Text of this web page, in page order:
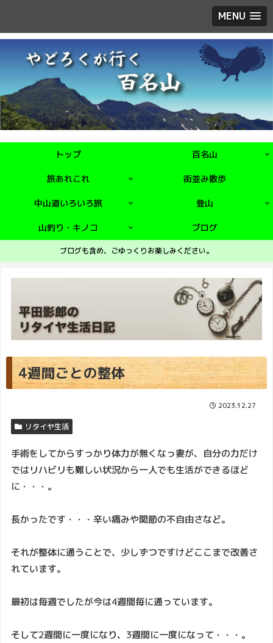
MENU
トップ 百名山
旅あれこれ 街並み散歩
中山道いろいろ旅 登山
山釣り・キノコ ブログ
ブログも含め、ごゆっくりお楽しみください。
4週間ごとの整体
2023.12.27
リタイヤ生活
手術をしてからすっかり体力が無くなっ妻が、自分の力だけ
ではリハビリも難しい状況から一人でも生活ができるほど
に・・・。
長かったです・・・辛い痛みや関節の不自由さなど。
それが整体に通うことで、少しずつですけどここまで改善さ
れています。
最初は毎週でしたが今は4週間毎に通っています。
そして2週間に一度になり、3週間に一度になって・・・。